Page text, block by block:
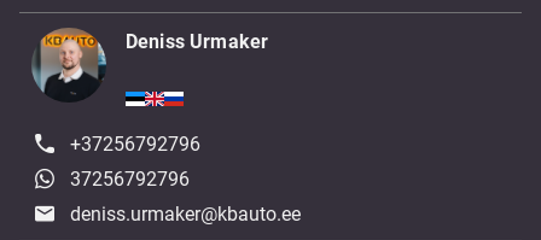
Deniss Urmaker
+37256792796
37256792796
deniss.urmaker@kbauto.ee